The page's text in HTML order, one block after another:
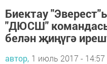
Биектау
"ДЮСШ"
белән җиңүгә
автор, 1 июль 2017 - 14:57